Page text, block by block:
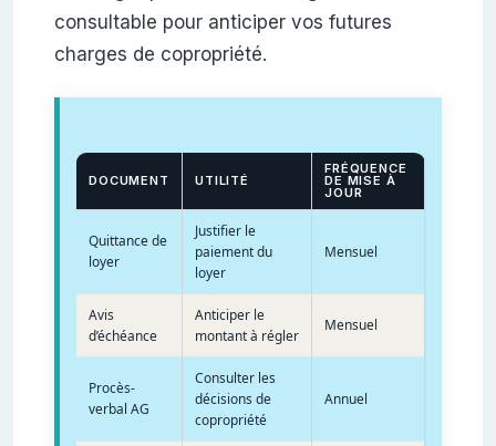
consultable pour anticiper vos futures
charges de copropriété.
DOCUMENT UTILITÉ
FRÉQUENCE
DE MISE À
JOUR
Quittance de
loyer
Justifier le
paiement du
loyer
Mensuel
Avis
d’échéance
Anticiper le
montant à régler
Mensuel
Procès-
verbal AG
Consulter les
décisions de
copropriété
Annuel